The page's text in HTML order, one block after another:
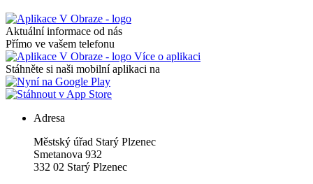
Aktuální informace od nás
Přímo ve vašem telefonu
Více o aplikaci
Stáhněte si naši mobilní aplikaci na
Adresa
Městský úřad Starý Plzenec
Smetanova 932
332 02 Starý Plzenec